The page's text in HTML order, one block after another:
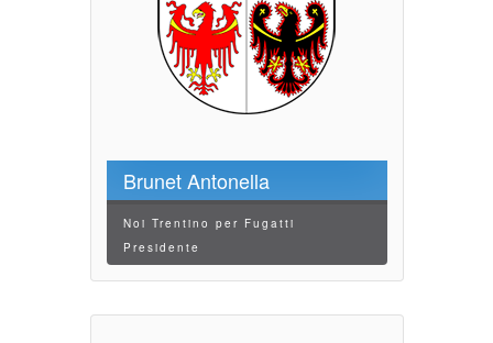
Brunet Antonella
Noi Trentino per Fugatti
Presidente